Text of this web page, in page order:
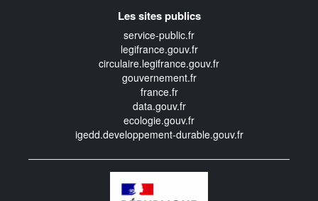
Les sites publics
service-public.fr
legifrance.gouv.fr
circulaire.legifrance.gouv.fr
gouvernement.fr
france.fr
data.gouv.fr
ecologie.gouv.fr
igedd.developpement-durable.gouv.fr